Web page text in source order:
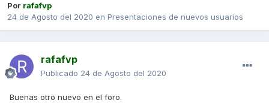
Por rafafvp
24 de Agosto del 2020 en Presentaciones de nuevos usuarios
rafafvp
Publicado 24 de Agosto del 2020
Buenas otro nuevo en el foro.